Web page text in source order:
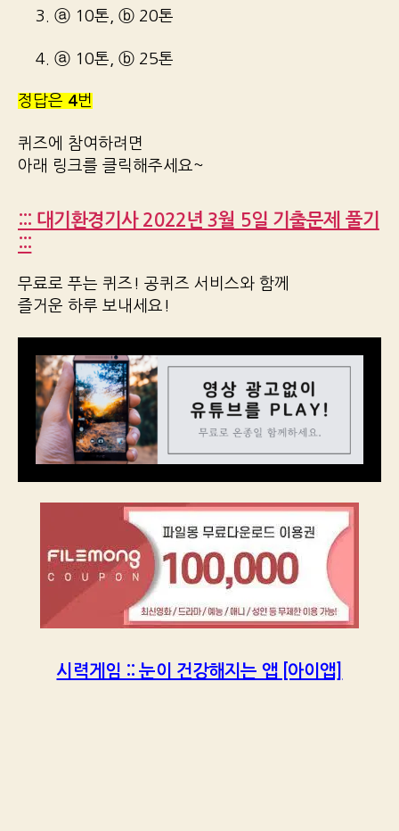
3. ⓐ 10톤, ⓑ 20톤
4. ⓐ 10톤, ⓑ 25톤
정답은 4번
퀴즈에 참여하려면
아래 링크를 클릭해주세요~
::: 대기환경기사 2022년 3월 5일 기출문제 풀기
:::
무료로 푸는 퀴즈! 공퀴즈 서비스와 함께
즐거운 하루 보내세요!
시력게임 :: 눈이 건강해지는 앱 [아이앱]